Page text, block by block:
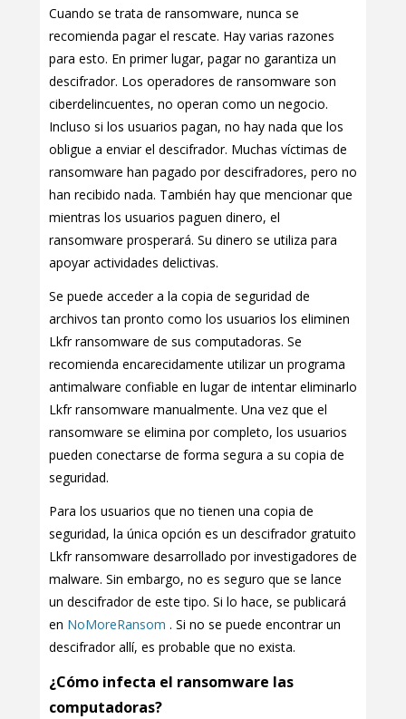
Cuando se trata de ransomware, nunca se
recomienda pagar el rescate. Hay varias razones
para esto. En primer lugar, pagar no garantiza un
descifrador. Los operadores de ransomware son
ciberdelincuentes, no operan como un negocio.
Incluso si los usuarios pagan, no hay nada que los
obligue a enviar el descifrador. Muchas víctimas de
ransomware han pagado por descifradores, pero no
han recibido nada. También hay que mencionar que
mientras los usuarios paguen dinero, el
ransomware prosperará. Su dinero se utiliza para
apoyar actividades delictivas.
Se puede acceder a la copia de seguridad de
archivos tan pronto como los usuarios los eliminen
Lkfr ransomware de sus computadoras. Se
recomienda encarecidamente utilizar un programa
antimalware confiable en lugar de intentar eliminarlo
Lkfr ransomware manualmente. Una vez que el
ransomware se elimina por completo, los usuarios
pueden conectarse de forma segura a su copia de
seguridad.
Para los usuarios que no tienen una copia de
seguridad, la única opción es un descifrador gratuito
Lkfr ransomware desarrollado por investigadores de
malware. Sin embargo, no es seguro que se lance
un descifrador de este tipo. Si lo hace, se publicará
en NoMoreRansom . Si no se puede encontrar un
descifrador allí, es probable que no exista.
¿Cómo infecta el ransomware las
computadoras?